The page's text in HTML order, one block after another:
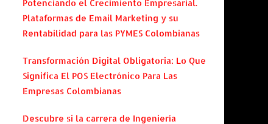
Potenciando el Crecimiento Empresarial.
Plataformas de Email Marketing y su
Rentabilidad para las PYMES Colombianas
Transformación Digital Obligatoria: Lo Que
Significa El POS Electrónico Para Las
Empresas Colombianas
Descubre si la carrera de Ingeniería